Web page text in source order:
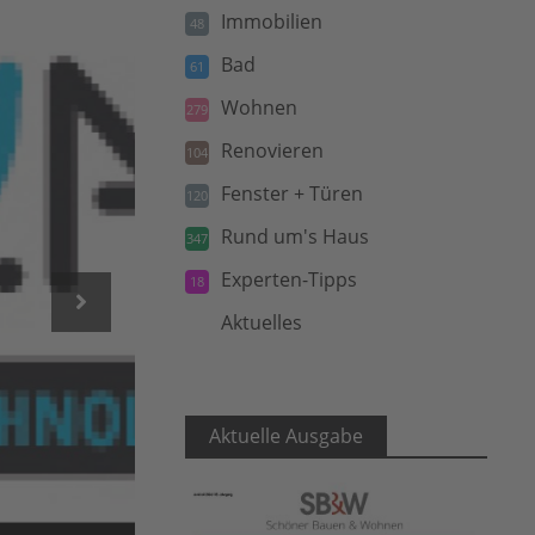
48 Immobilien
61 Bad
279 Wohnen
104 Renovieren
120 Fenster + Türen
347 Rund um's Haus
18 Experten-Tipps
Aktuelles
Aktuelle Ausgabe